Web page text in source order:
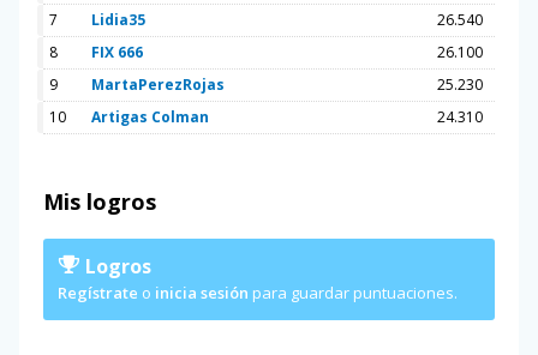
7
Lidia35
26.540
8
FIX 666
26.100
9
MartaPerezRojas
25.230
10
Artigas Colman 24.310
Mis logros
Logros
Regístrate o inicia sesión para guardar puntuaciones.